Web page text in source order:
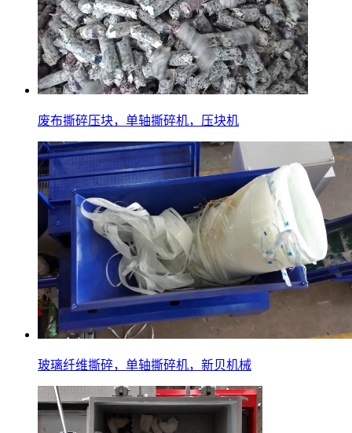
废布撕碎压块，单轴撕碎机，压块机
玻璃纤维撕碎，单轴撕碎机，新贝机械